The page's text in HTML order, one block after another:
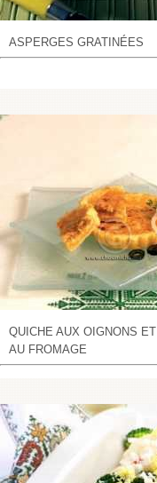
ASPERGES GRATINÉES
QUICHE AUX OIGNONS ET
AU FROMAGE